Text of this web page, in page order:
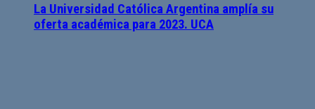
La Universidad Católica Argentina amplía su
oferta académica para 2023. UCA